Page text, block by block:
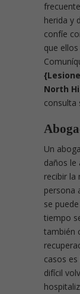
herida y
confíe
que
North
consulta
Un
daños le
recibir la
persona
se
tiempo
también
casos
difícil